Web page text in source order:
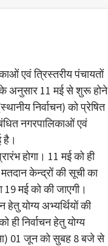
एवं त्रिस्तरीय पंचायतों
के अनुसार 11 मई से शुरू होने
निर्वाचन) को प्रेषित
नगरपालिकाओं एवं
है।
होगा। 11 मई को ही
केन्द्रों की सूची का
19 मई को की जाएगी।
हेतु योग्य अभ्यर्थियों की
निर्वाचन हेतु योग्य
01 जून को सुबह 8 बजे से